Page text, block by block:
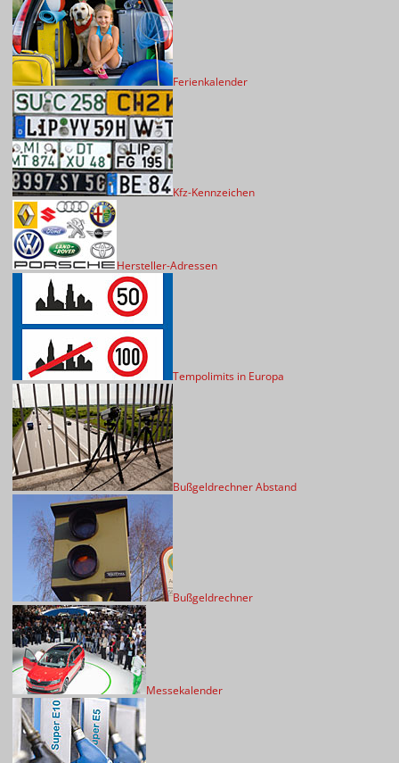
Ferienkalender
Kfz-Kennzeichen
Hersteller-Adressen
Tempolimits in Europa
Bußgeldrechner Abstand
Bußgeldrechner
Messekalender